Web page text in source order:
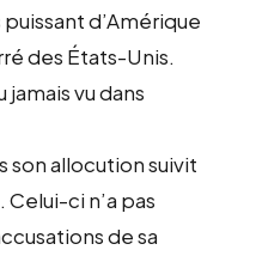
d’Amérique
des États-Unis.
jamais vu dans
son allocution suivit
ci n’a pas
de sa